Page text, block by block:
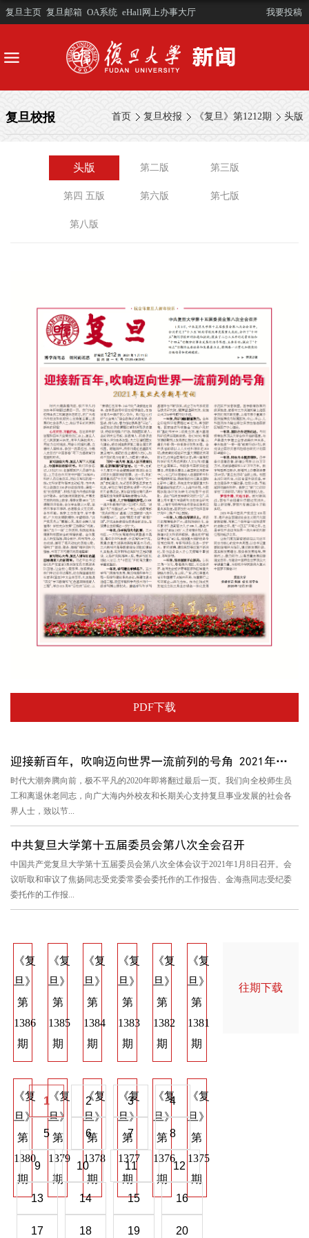
复旦主页 复旦邮箱 OA系统 eHall网上办事大厅 我要投稿
首页 复旦校报 《复旦》第1212期 头版
复旦校报
头版 第二版 第三版
第四 五版 第六版 第七版
第八版
PDF下载
迎接新百年，吹响迈向世界一流前列的号角 2021年复旦大学新年贺...
时代大潮奔腾向前，极不平凡的2020年即将翻过最后一页。我们向全校师生员
工和离退休老同志，向广大海内外校友和长期关心支持复旦事业发展的社会各
界人士，致以节...
中共复旦大学第十五届委员会第八次全会召开
中国共产党复旦大学第十五届委员会第八次全体会议于2021年1月8日召开。会
议听取和审议了焦扬同志受党委常委会委托作的工作报告、金海燕同志受纪委
委托作的工作报...
《复
旦》
第
1386
期
《复
旦》
第
1385
期
《复
旦》
第
1384
期
《复
旦》
第
1383
期
《复
旦》
第
1382
期
《复
旦》
第
1381
期
《复
旦》
第
1380
期
《复
旦》
第
1379
期
《复
旦》
第
1378
期
《复
旦》
第
1377
期
《复
旦》
第
1376
期
《复
旦》
第
1375
期
旦》
1 2 3 4
5 6 7 8
9 10 11 12
13 14 15 16
17 18 19 20
往期下载